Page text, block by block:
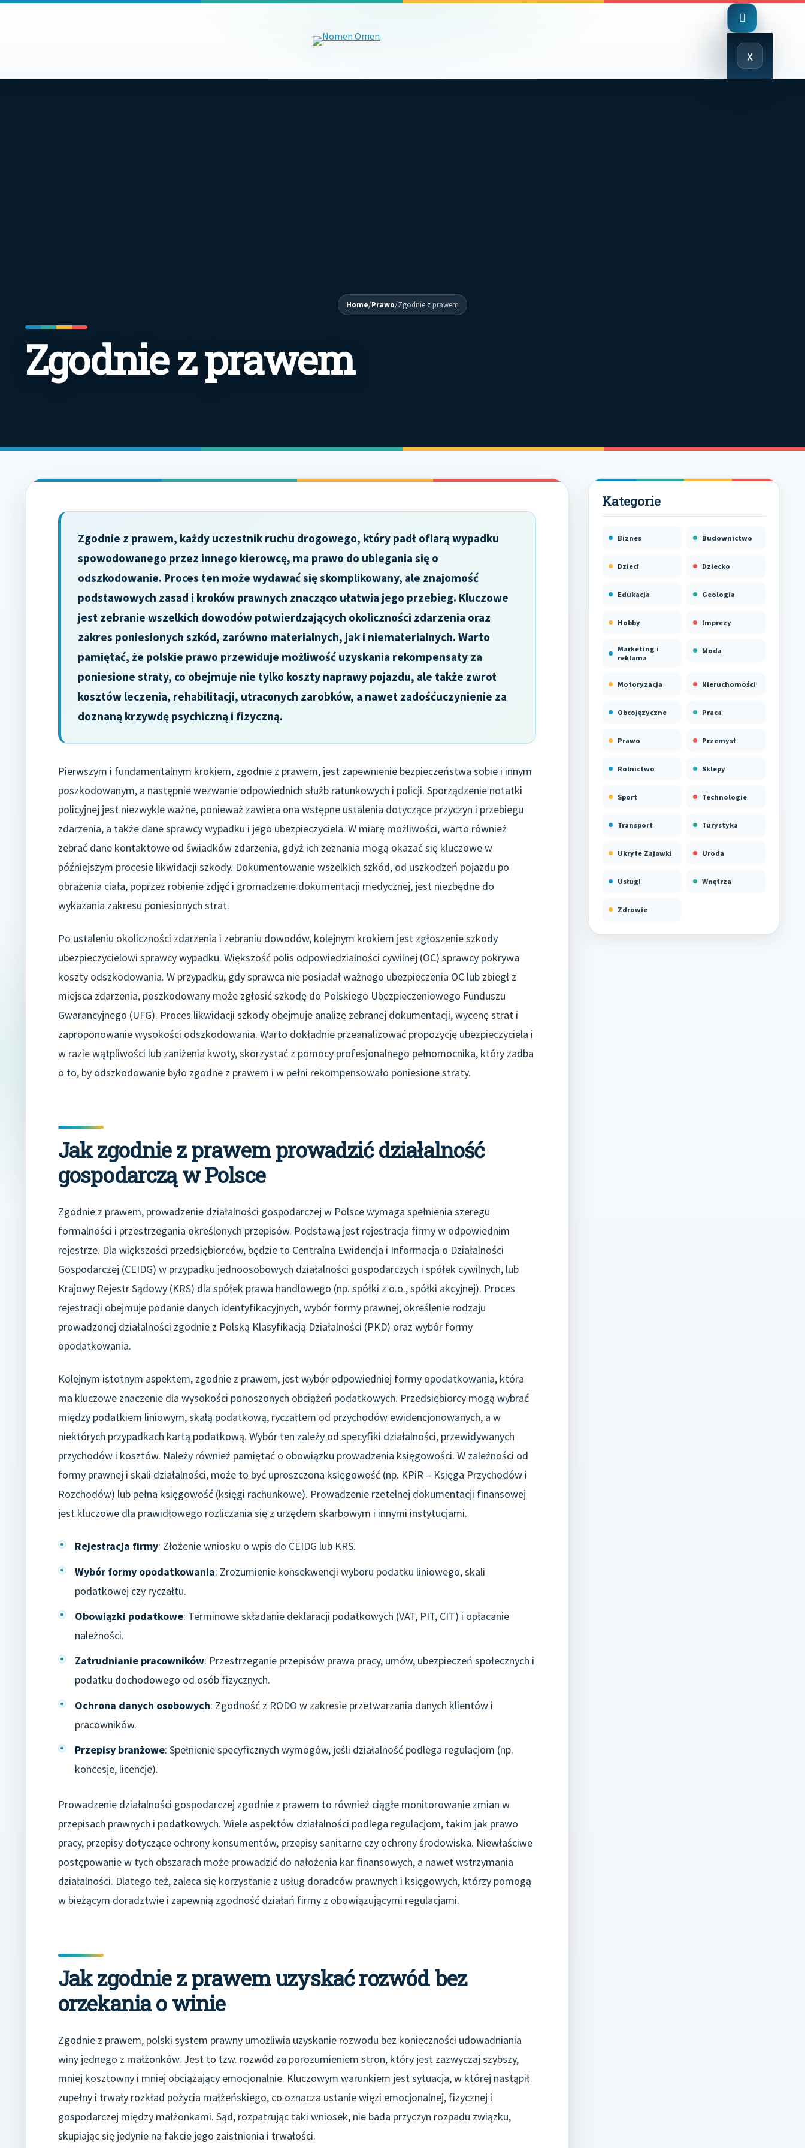
x
Close
Menu
Home/Prawo/Zgodnie z prawem
Zgodnie z prawem
Zgodnie z prawem, każdy uczestnik ruchu drogowego, który padł ofiarą wypadku
spowodowanego przez innego kierowcę, ma prawo do ubiegania się o
odszkodowanie. Proces ten może wydawać się skomplikowany, ale znajomość
podstawowych zasad i kroków prawnych znacząco ułatwia jego przebieg. Kluczowe
jest zebranie wszelkich dowodów potwierdzających okoliczności zdarzenia oraz
zakres poniesionych szkód, zarówno materialnych, jak i niematerialnych. Warto
pamiętać, że polskie prawo przewiduje możliwość uzyskania rekompensaty za
poniesione straty, co obejmuje nie tylko koszty naprawy pojazdu, ale także zwrot
kosztów leczenia, rehabilitacji, utraconych zarobków, a nawet zadośćuczynienie za
doznaną krzywdę psychiczną i fizyczną.
Pierwszym i fundamentalnym krokiem, zgodnie z prawem, jest zapewnienie bezpieczeństwa sobie i innym
poszkodowanym, a następnie wezwanie odpowiednich służb ratunkowych i policji. Sporządzenie notatki
policyjnej jest niezwykle ważne, ponieważ zawiera ona wstępne ustalenia dotyczące przyczyn i przebiegu
zdarzenia, a także dane sprawcy wypadku i jego ubezpieczyciela. W miarę możliwości, warto również
zebrać dane kontaktowe od świadków zdarzenia, gdyż ich zeznania mogą okazać się kluczowe w
późniejszym procesie likwidacji szkody. Dokumentowanie wszelkich szkód, od uszkodzeń pojazdu po
obrażenia ciała, poprzez robienie zdjęć i gromadzenie dokumentacji medycznej, jest niezbędne do
wykazania zakresu poniesionych strat.
Po ustaleniu okoliczności zdarzenia i zebraniu dowodów, kolejnym krokiem jest zgłoszenie szkody
ubezpieczycielowi sprawcy wypadku. Większość polis odpowiedzialności cywilnej (OC) sprawcy pokrywa
koszty odszkodowania. W przypadku, gdy sprawca nie posiadał ważnego ubezpieczenia OC lub zbiegł z
miejsca zdarzenia, poszkodowany może zgłosić szkodę do Polskiego Ubezpieczeniowego Funduszu
Gwarancyjnego (UFG). Proces likwidacji szkody obejmuje analizę zebranej dokumentacji, wycenę strat i
zaproponowanie wysokości odszkodowania. Warto dokładnie przeanalizować propozycję ubezpieczyciela i
w razie wątpliwości lub zaniżenia kwoty, skorzystać z pomocy profesjonalnego pełnomocnika, który zadba
o to, by odszkodowanie było zgodne z prawem i w pełni rekompensowało poniesione straty.
Jak zgodnie z prawem prowadzić działalność
gospodarczą w Polsce
Zgodnie z prawem, prowadzenie działalności gospodarczej w Polsce wymaga spełnienia szeregu
formalności i przestrzegania określonych przepisów. Podstawą jest rejestracja firmy w odpowiednim
rejestrze. Dla większości przedsiębiorców, będzie to Centralna Ewidencja i Informacja o Działalności
Gospodarczej (CEIDG) w przypadku jednoosobowych działalności gospodarczych i spółek cywilnych, lub
Krajowy Rejestr Sądowy (KRS) dla spółek prawa handlowego (np. spółki z o.o., spółki akcyjnej). Proces
rejestracji obejmuje podanie danych identyfikacyjnych, wybór formy prawnej, określenie rodzaju
prowadzonej działalności zgodnie z Polską Klasyfikacją Działalności (PKD) oraz wybór formy
opodatkowania.
Kolejnym istotnym aspektem, zgodnie z prawem, jest wybór odpowiedniej formy opodatkowania, która
ma kluczowe znaczenie dla wysokości ponoszonych obciążeń podatkowych. Przedsiębiorcy mogą wybrać
między podatkiem liniowym, skalą podatkową, ryczałtem od przychodów ewidencjonowanych, a w
niektórych przypadkach kartą podatkową. Wybór ten zależy od specyfiki działalności, przewidywanych
przychodów i kosztów. Należy również pamiętać o obowiązku prowadzenia księgowości. W zależności od
formy prawnej i skali działalności, może to być uproszczona księgowość (np. KPiR – Księga Przychodów i
Rozchodów) lub pełna księgowość (księgi rachunkowe). Prowadzenie rzetelnej dokumentacji finansowej
jest kluczowe dla prawidłowego rozliczania się z urzędem skarbowym i innymi instytucjami.
Rejestracja firmy: Złożenie wniosku o wpis do CEIDG lub KRS.
Wybór formy opodatkowania: Zrozumienie konsekwencji wyboru podatku liniowego, skali
podatkowej czy ryczałtu.
Obowiązki podatkowe: Terminowe składanie deklaracji podatkowych (VAT, PIT, CIT) i opłacanie
należności.
Zatrudnianie pracowników: Przestrzeganie przepisów prawa pracy, umów, ubezpieczeń społecznych i
podatku dochodowego od osób fizycznych.
Ochrona danych osobowych: Zgodność z RODO w zakresie przetwarzania danych klientów i
pracowników.
Przepisy branżowe: Spełnienie specyficznych wymogów, jeśli działalność podlega regulacjom (np.
koncesje, licencje).
Prowadzenie działalności gospodarczej zgodnie z prawem to również ciągłe monitorowanie zmian w
przepisach prawnych i podatkowych. Wiele aspektów działalności podlega regulacjom, takim jak prawo
pracy, przepisy dotyczące ochrony konsumentów, przepisy sanitarne czy ochrony środowiska. Niewłaściwe
postępowanie w tych obszarach może prowadzić do nałożenia kar finansowych, a nawet wstrzymania
działalności. Dlatego też, zaleca się korzystanie z usług doradców prawnych i księgowych, którzy pomogą
w bieżącym doradztwie i zapewnią zgodność działań firmy z obowiązującymi regulacjami.
Jak zgodnie z prawem uzyskać rozwód bez
orzekania o winie
Zgodnie z prawem, polski system prawny umożliwia uzyskanie rozwodu bez konieczności udowadniania
winy jednego z małżonków. Jest to tzw. rozwód za porozumieniem stron, który jest zazwyczaj szybszy,
mniej kosztowny i mniej obciążający emocjonalnie. Kluczowym warunkiem jest sytuacja, w której nastąpił
zupełny i trwały rozkład pożycia małżeńskiego, co oznacza ustanie więzi emocjonalnej, fizycznej i
gospodarczej między małżonkami. Sąd, rozpatrując taki wniosek, nie bada przyczyn rozpadu związku,
skupiając się jedynie na fakcie jego zaistnienia i trwałości.
Biznes Budownictwo
Dzieci Dziecko
Edukacja Geologia
Hobby Imprezy
Marketing i
reklama
Moda
Motoryzacja Nieruchomości
Obcojęzyczne Praca
Prawo Przemysł
Rolnictwo Sklepy
Sport Technologie
Transport Turystyka
Ukryte Zajawki Uroda
Usługi Wnętrza
Zdrowie